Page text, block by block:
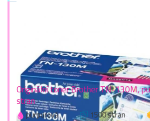
Originální toner Brother TN-130M,
stran
purpurová 1500 stran